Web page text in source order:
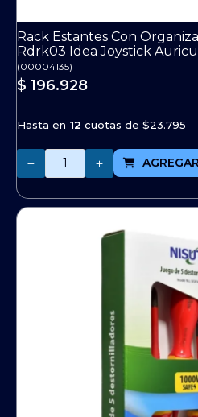
Rack Estantes Con
Rdrk03 Idea Joystick
(00004135)
$ 196.928
Hasta en 12 cuotas de $23.795
AGREGAR